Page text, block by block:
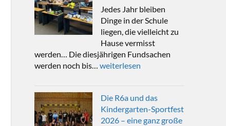
Jedes Jahr bleiben
Dinge in der Schule
liegen, die vielleicht zu
Hause vermisst
werden… Die diesjährigen Fundsachen
werden noch bis… weiterlesen
Die R6a und das
Kindergarten-Sportfest
2026 – eine ganz große